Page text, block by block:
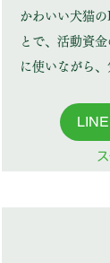
かわいい犬猫
とで、活動資
に使いながら